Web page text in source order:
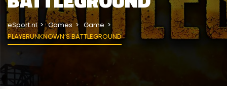
eSport.nl Games
Game
PLAYERUNKNOWN’S BATTLEGROUND